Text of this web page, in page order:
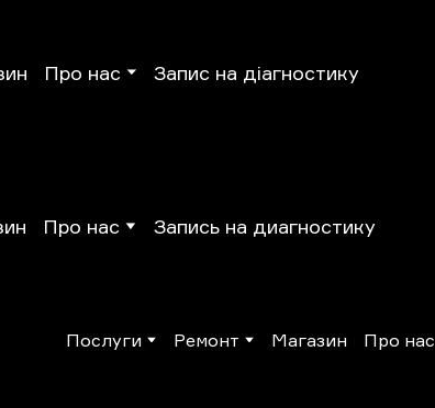
Про нас Запис на діагностику
Про нас Запись на диагностику
Послуги Ремонт Магазин Про нас